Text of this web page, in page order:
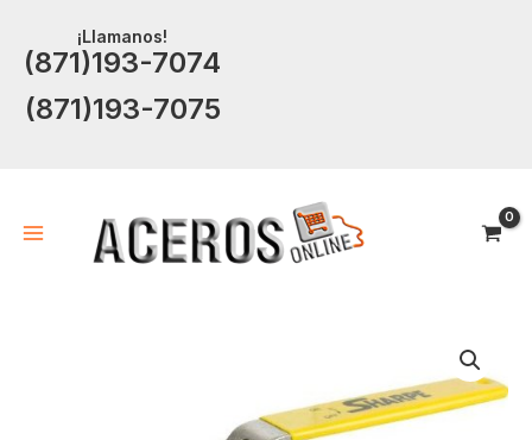
contenido
¡Llamanos!
(871)193-7074
(871)193-7075